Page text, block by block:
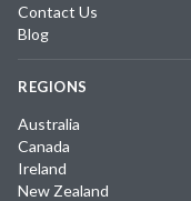
Contact Us
Blog
REGIONS
Australia
Canada
Ireland
New Zealand